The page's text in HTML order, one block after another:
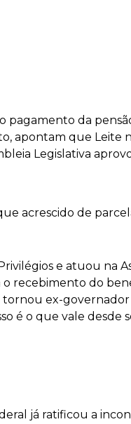
pagamento da
apontam que Leite
Legislativa
acrescido de
e atuou na
o recebimento do
ex-
é o que vale
já ratificou a